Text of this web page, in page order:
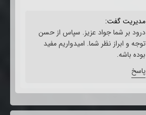
مدیریت گفت:
درود بر شما جواد عزیز. سپاس از حسن
توجه و ابراز نظر شما. امیدواریم مفید
بوده باشه.
پاسخ